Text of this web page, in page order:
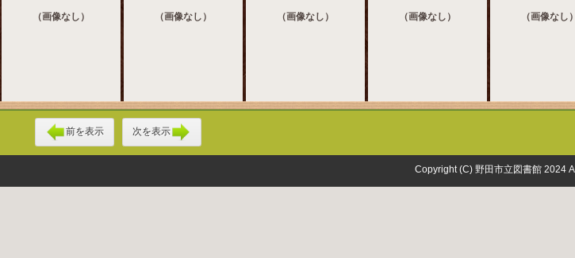
（画像なし） （画像なし） （画像なし） （画像なし） （画像なし）
前を表示 次を表示
Copyright (C) 野田市立図書館 2024